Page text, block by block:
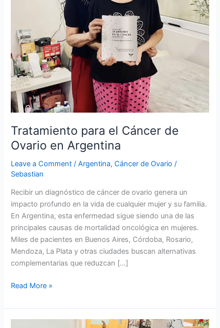
Tratamiento para el Cáncer de
Ovario en Argentina
Leave a Comment /Argentina,Cáncer de Ovario /
Sebastian
Recibir un diagnóstico de cáncer de ovario genera un
impacto profundo en la vida de cualquier mujer y su familia.
En Argentina, esta enfermedad sigue siendo una de las
principales causas de mortalidad oncológica en mujeres.
Miles de pacientes en Buenos Aires, Córdoba, Rosario,
Mendoza, La Plata y otras ciudades buscan alternativas
complementarias que reduzcan […]
Read More »